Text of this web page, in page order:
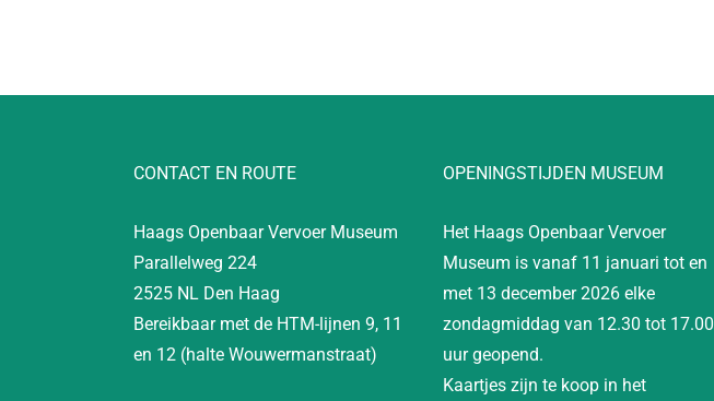
CONTACT EN ROUTE
Haags Openbaar Vervoer Museum
Parallelweg 224
2525 NL Den Haag
Bereikbaar met de HTM-lijnen 9, 11
en 12 (halte Wouwermanstraat)
OPENINGSTIJDEN MUSEUM
Het Haags Openbaar Vervoer
Museum is vanaf 11 januari tot en
met 13 december 2026 elke
zondagmiddag van 12.30 tot 17.00
uur geopend.
Kaartjes zijn te koop in het